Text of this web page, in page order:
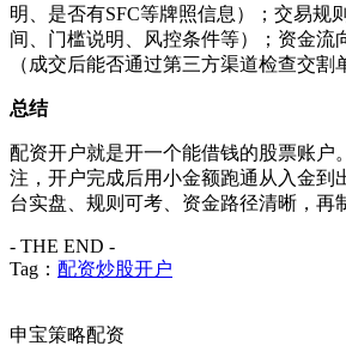
明、是否有SFC等牌照信息）；交易规
间、门槛说明、风控条件等）；资金流
（成交后能否通过第三方渠道检查交割
总结
配资开户就是开一个能借钱的股票账户
注，开户完成后用小金额跑通从入金到
台实盘、规则可考、资金路径清晰，再
- THE END -
Tag： 配资炒股开户
申宝策略配资